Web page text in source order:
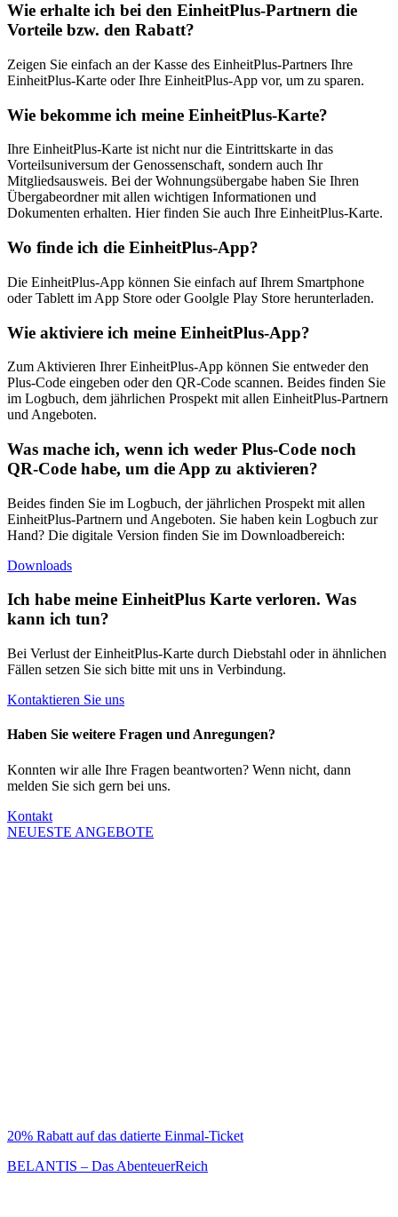
Wie erhalte ich bei den EinheitPlus-Partnern die
Vorteile bzw. den Rabatt?
Zeigen Sie einfach an der Kasse des EinheitPlus-Partners Ihre
EinheitPlus-Karte oder Ihre EinheitPlus-App vor, um zu sparen.
Wie bekomme ich meine EinheitPlus-Karte?
Ihre EinheitPlus-Karte ist nicht nur die Eintrittskarte in das
Vorteilsuniversum der Genossenschaft, sondern auch Ihr
Mitgliedsausweis. Bei der Wohnungsübergabe haben Sie Ihren
Übergabeordner mit allen wichtigen Informationen und
Dokumenten erhalten. Hier finden Sie auch Ihre EinheitPlus-Karte.
Wo finde ich die EinheitPlus-App?
Die EinheitPlus-App können Sie einfach auf Ihrem Smartphone
oder Tablett im App Store oder Goolgle Play Store herunterladen.
Wie aktiviere ich meine EinheitPlus-App?
Zum Aktivieren Ihrer EinheitPlus-App können Sie entweder den
Plus-Code eingeben oder den QR-Code scannen. Beides finden Sie
im Logbuch, dem jährlichen Prospekt mit allen EinheitPlus-Partnern
und Angeboten.
Was mache ich, wenn ich weder Plus-Code noch
QR-Code habe, um die App zu aktivieren?
Beides finden Sie im Logbuch, der jährlichen Prospekt mit allen
EinheitPlus-Partnern und Angeboten. Sie haben kein Logbuch zur
Hand? Die digitale Version finden Sie im Downloadbereich:
Downloads
Ich habe meine EinheitPlus Karte verloren. Was
kann ich tun?
Bei Verlust der EinheitPlus-Karte durch Diebstahl oder in ähnlichen
Fällen setzen Sie sich bitte mit uns in Verbindung.
Kontaktieren Sie uns
Haben Sie weitere Fragen und Anregungen?
Konnten wir alle Ihre Fragen beantworten? Wenn nicht, dann
melden Sie sich gern bei uns.
Kontakt
NEUESTE ANGEBOTE
20% Rabatt auf das datierte Einmal-Ticket
BELANTIS – Das AbenteuerReich